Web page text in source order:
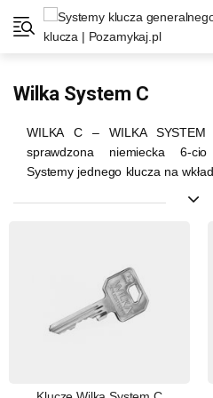
Wilka System C
WILKA C – WILKA
sprawdzona niemiecka 6-cio
Systemy jednego klucza na
jakością i precyzją wykonania,
bezawaryjnością tego rozwiązania.
Wkładki posiadają
adekwatne do najwyższej